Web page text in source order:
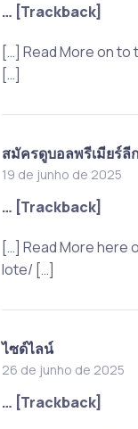
… [Trackback]
[…] Read More on
[…]
สมัครดูบอลพรีเมียร์ลี
19 de junho de 2025
… [Trackback]
[…] Read More
lote/ […]
ไซด์ไลน์
26 de junho de 2025
… [Trackback]